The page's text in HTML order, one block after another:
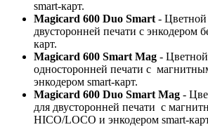
smart-карт.
Magicard 600 Duo Smart- Цветной
двусторонней печати с энкодером
карт.
Magicard 600 Smart Mag -
односторонней печати с
энкодером smart-карт.
Magicard 600 Duo Smart Mag -
для двусторонней печати с
HICO/LOCO и энкодером smart-